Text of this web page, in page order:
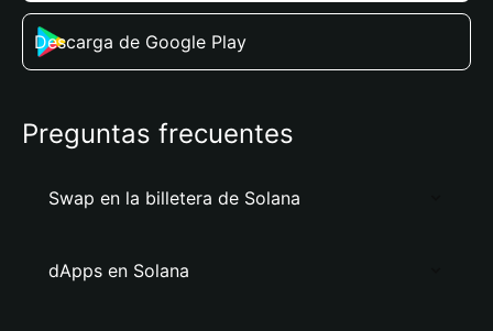
Descarga de Google Play
Preguntas frecuentes
Swap en la billetera de Solana
dApps en Solana